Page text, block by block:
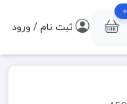
0
ثبت نام / ورود